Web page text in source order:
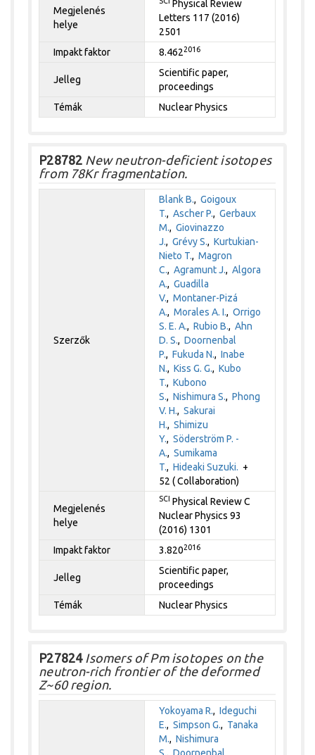
Megjelenés
helye
Physical Review
Letters 117 (2016)
2501
Impakt faktor
8.4622016
Jelleg
Scientific paper,
proceedings
Témák
Nuclear Physics
P28782 New neutron-deficient isotopes
from 78Kr fragmentation.
Szerzők
Blank B.,Goigoux
T.,Ascher P.,Gerbaux
M.,Giovinazzo
J.,Grévy S.,Kurtukian-
Nieto T.,Magron
C.,Agramunt J.,Algora
A.,Guadilla
V.,Montaner-Pizá
A.,Morales A. I.,Orrigo
S. E. A.,Rubio B.,Ahn
D. S.,Doornenbal
P.,Fukuda N.,Inabe
N.,Kiss G. G.,Kubo
T.,Kubono
S.,Nishimura S.,Phong
V. H.,Sakurai
H.,Shimizu
Y.,Söderström P. -
A.,Sumikama
T.,Hideaki Suzuki. +
52 ( Collaboration)
Megjelenés
helye
SCI Physical Review C
Nuclear Physics 93
(2016) 1301
Impakt faktor
3.8202016
Jelleg
Scientific paper,
proceedings
Témák
Nuclear Physics
P27824Isomers of Pm isotopes on the
neutron-rich frontier of the deformed
Z~60 region.
Yokoyama R.,Ideguchi
E.,Simpson G., Tanaka
M.,Nishimura